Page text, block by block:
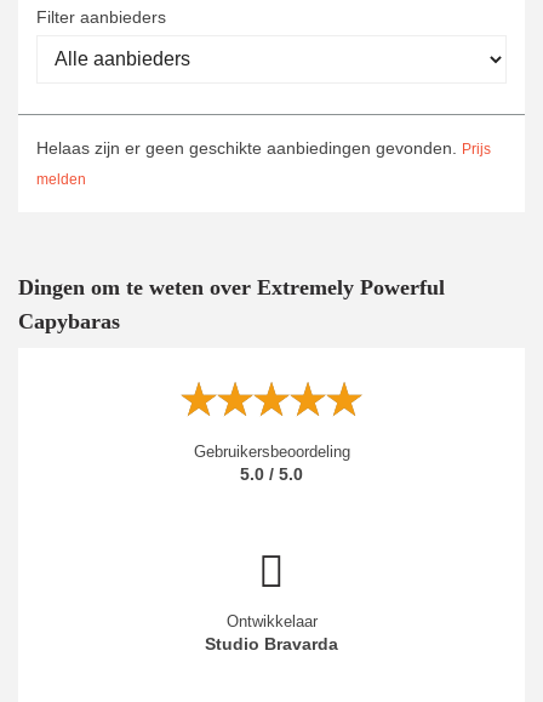
Filter aanbieders
Helaas zijn er geen geschikte aanbiedingen gevonden.
Prijs
melden
Dingen om te weten over Extremely Powerful
Capybaras
Gebruikersbeoordeling
5.0 / 5.0
Ontwikkelaar
Studio Bravarda